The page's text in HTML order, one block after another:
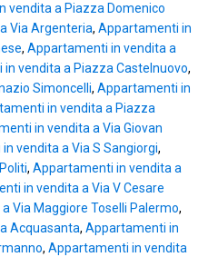
vendita a Piazza Domenico
Via Argenteria, Appartamenti in
, Appartamenti in vendita a
vendita a Piazza Castelnuovo,
Simoncelli, Appartamenti in
in vendita a Piazza
in vendita a Via Giovan
vendita a Via S Sangiorgi,
, Appartamenti in vendita a
in vendita a Via V Cesare
Via Maggiore Toselli Palermo,
Acquasanta, Appartamenti in
, Appartamenti in vendita